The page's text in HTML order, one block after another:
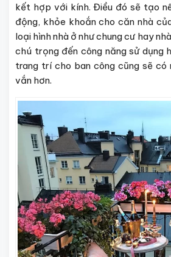
kết hợp với kính. Điều đó sẽ tạo
động, khỏe khoắn cho căn nhà
loại hình nhà ở như chung cư hay
chú trọng đến công năng sử dụng
trang trí cho ban công cũng sẽ có
vắn hơn.